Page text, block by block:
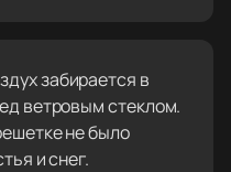
забирается в
ветровым стеклом.
не было
и снег.